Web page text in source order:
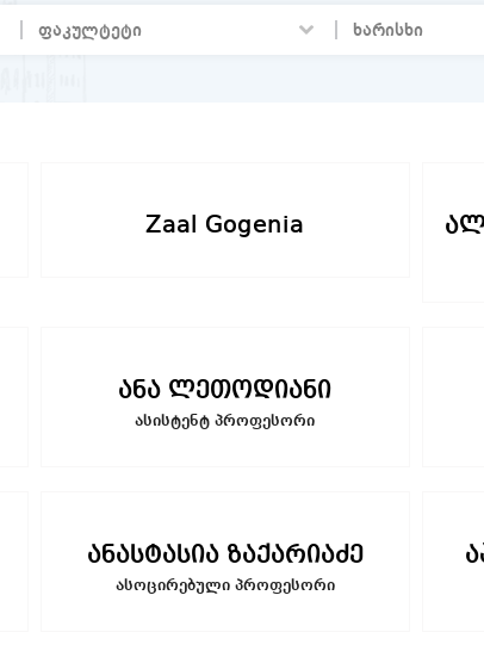
Zaal Gogenia
ანა ლეთოდიანი
ასისტენტ პროფესორი
ანასტასია ზაქარიაძე
ასოცირებული პროფესორი